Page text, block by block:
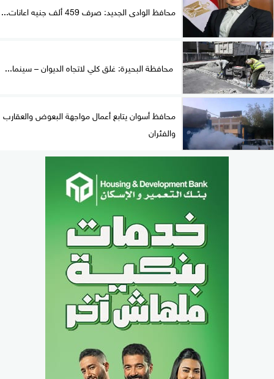
محافظ الوادى الجديد: صرف 459 ألف جنيه اعانات...
محافظة البحيرة: غلق كلي لاتجاه الديوان – سينما...
محافظ أسوان يتابع أعمال مواجهة البعوض والعقارب
والفئران